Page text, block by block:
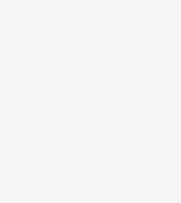
danych osobowych (art. 6 ust.
którego dokonano na
Pani/Pana danych
albo jest wymogiem